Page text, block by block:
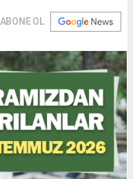
ABONE OL